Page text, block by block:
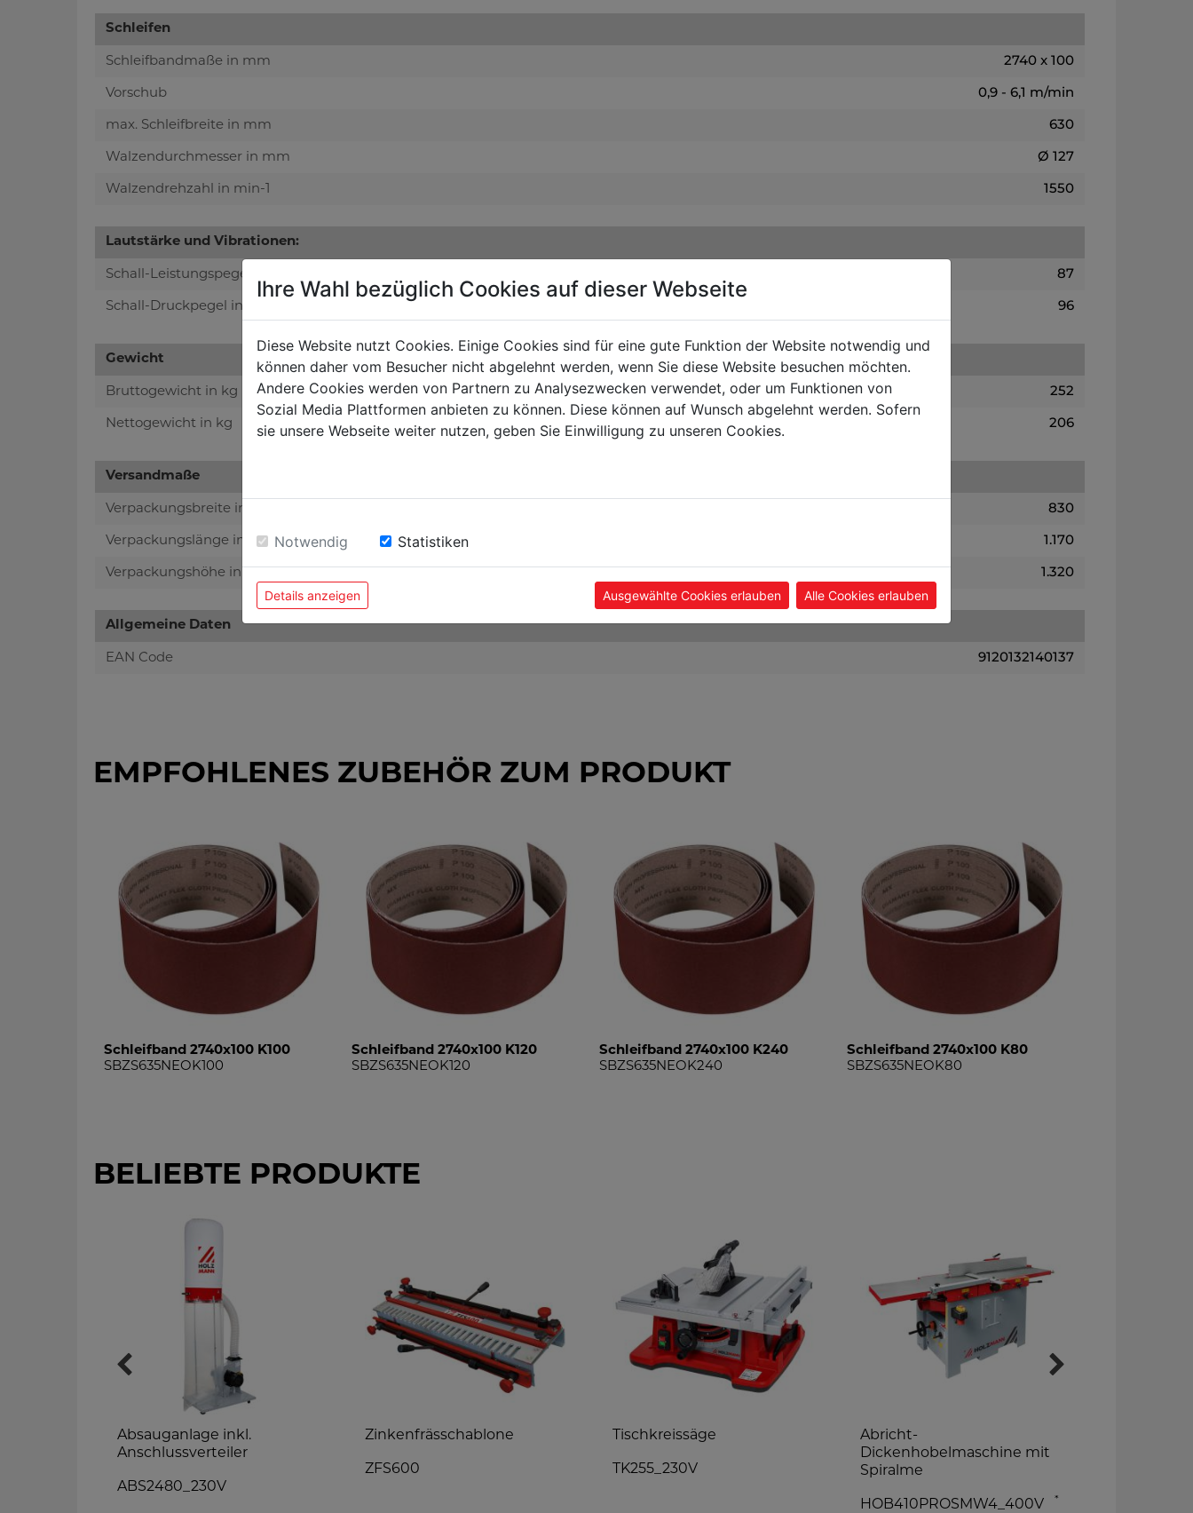
Schleifen
Schleifbandmaße in mm 2740 x 100
Vorschub 0,9 - 6,1 m/min
max. Schleifbreite in mm 630
Walzendurchmesser in mm Ø 127
Walzendrehzahl in min-1 1550
Lautstärke und Vibrationen:
Schall-Leistungspegel in dB(A) 87
Schall-Druckpegel in dB(A) 96
Gewicht
Bruttogewicht in kg 252
Nettogewicht in kg 206
Versandmaße
Verpackungsbreite in mm 830
Verpackungslänge in mm 1.170
Verpackungshöhe in mm 1.320
Allgemeine Daten
EAN Code 9120132140137
EMPFOHLENES ZUBEHÖR ZUM PRODUKT
Schleifband 2740x100 K100
SBZS635NEOK100
Schleifband 2740x100 K120
SBZS635NEOK120
Schleifband 2740x100 K240
SBZS635NEOK240
Schleifband 2740x100 K80
SBZS635NEOK80
BELIEBTE PRODUKTE
Absauganlage inkl.
Anschlussverteiler
ABS2480_230V
Zinkenfrässchablone
ZFS600
Tischkreissäge
TK255_230V
Abricht-
Dickenhobelmaschine mit
Spiralme
HOB410PROSMW4_400V *
Ihre Wahl bezüglich Cookies auf dieser Webseite
Diese Website nutzt Cookies. Einige Cookies sind für eine gute Funktion der Website notwendig und
können daher vom Besucher nicht abgelehnt werden, wenn Sie diese Website besuchen möchten.
Andere Cookies werden von Partnern zu Analysezwecken verwendet, oder um Funktionen von
Sozial Media Plattformen anbieten zu können. Diese können auf Wunsch abgelehnt werden. Sofern
sie unsere Webseite weiter nutzen, geben Sie Einwilligung zu unseren Cookies.
Notwendig Statistiken
Details anzeigen Ausgewählte Cookies erlauben Alle Cookies erlauben